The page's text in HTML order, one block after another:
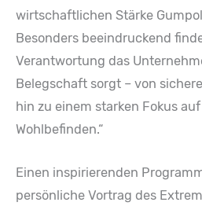
wirtschaftlichen Stärke
Besonders beeindruckend
Verantwortung das
Belegschaft sorgt – von
hin zu einem starken Fokus
Wohlbefinden.“
Einen inspirierenden
persönliche Vortrag des